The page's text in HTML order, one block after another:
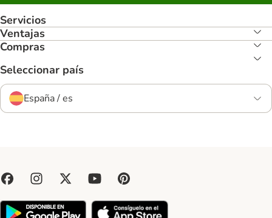
Servicios
Ventajas
Compras
Seleccionar país
España / es